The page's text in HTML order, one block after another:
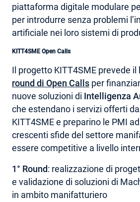
piattaforma digitale modulare
per introdurre senza problemi
artificiale nei loro sistemi di
KITT4SME Open Calls
Il progetto KITT4SME prevede il
round di Open Calls per
nuove soluzioni di Intelligenza
che estendano i servizi offerti
KITT4SME e preparino le PMI
crescenti sfide del settore
essere competitive a livello
1° Round: realizzazione di
e validazione di soluzioni di
in ambito manifatturiero